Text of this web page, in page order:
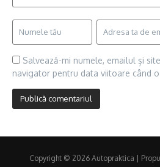
Salvează-mi numele, emailul și
navigator pentru data viitoare când
Copyright © 2026 Autopraktica |